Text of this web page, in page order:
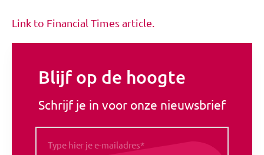
Link to Financial Times article.
Blijf op de hoogte
Schrijf je in voor onze nieuwsbrief